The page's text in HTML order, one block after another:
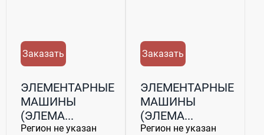
Заказать
ЭЛЕМЕНТАРНЫЕ
МАШИНЫ
(ЭЛЕМА...
Регион не указан
Заказать
ЭЛЕМЕНТАРНЫЕ
МАШИНЫ
(ЭЛЕМА...
Регион не указан